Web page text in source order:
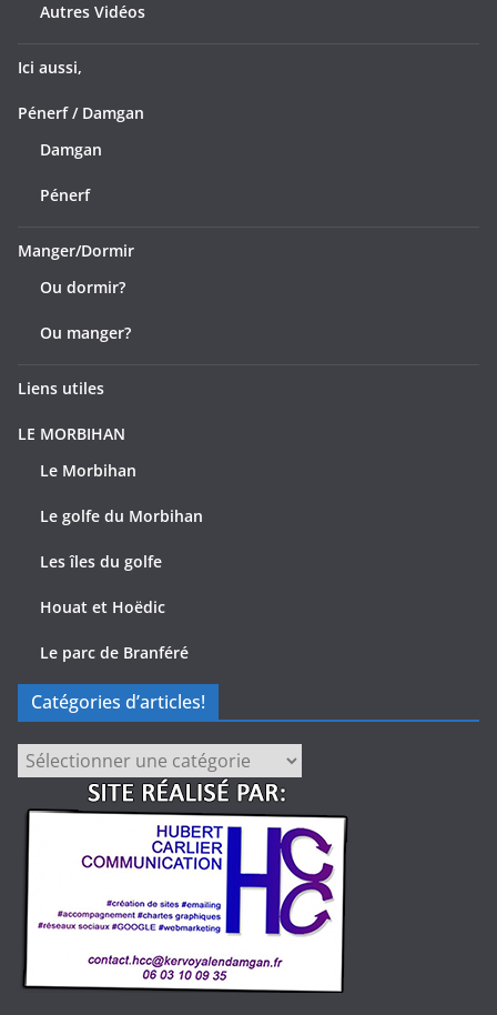
Autres Vidéos
Ici aussi,
Pénerf / Damgan
Damgan
Pénerf
Manger/Dormir
Ou dormir?
Ou manger?
Liens utiles
LE MORBIHAN
Le Morbihan
Le golfe du Morbihan
Les îles du golfe
Houat et Hoëdic
Le parc de Branféré
Catégories d’articles!
Catégories